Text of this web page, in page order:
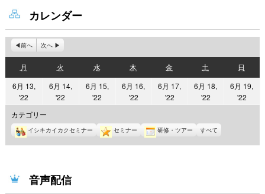
カレンダー
前へ 次へ
月
曜
日
火
曜
日
水水
曜
日
木
曜
日
金金
曜
日
土
曜
日
日
曜
日
6月 13,
'22
年
6
月
13
6月 14,
'22
6
月
14
6月 15,
'22
6
月
15
6月 16,
'222022
6
月
16
6月 17,
'222022
6
月
17
6月 18,
'222022
6
月
18
6月 19,
'222022
19
カテゴリー
イシキカイカクセミナー セミナー 研修・ツアー すべて
音声配信